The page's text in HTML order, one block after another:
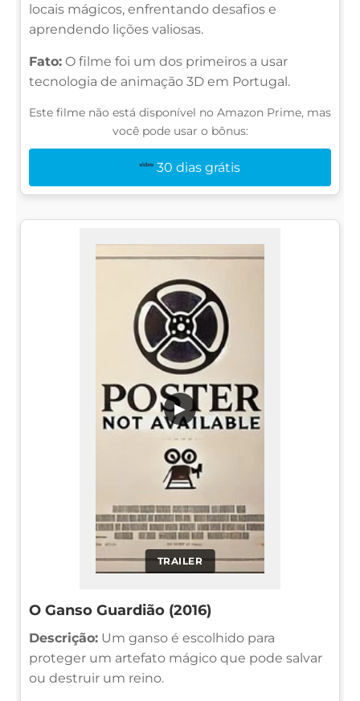
locais mágicos, enfrentando desafios e
aprendendo lições valiosas.
Fato: O filme foi um dos primeiros a usar
tecnologia de animação 3D em Portugal.
Este filme não está disponível no Amazon Prime, mas
você pode usar o bônus:
30 dias grátis
TRAILER
▶
O Ganso Guardião (2016)
Descrição: Um ganso é escolhido para
proteger um artefato mágico que pode salvar
ou destruir um reino.